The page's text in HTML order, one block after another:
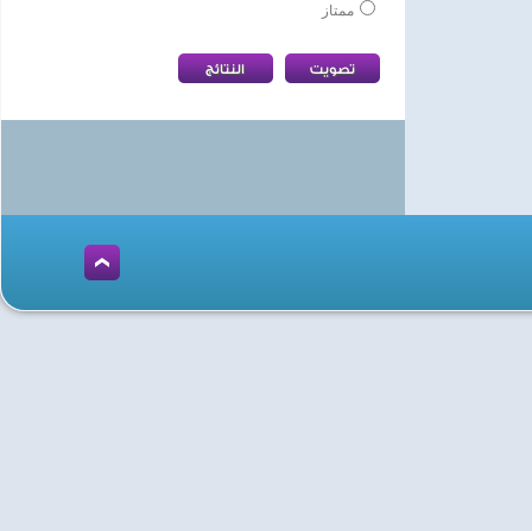
ممتاز